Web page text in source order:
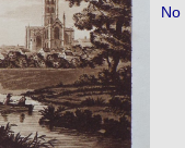
No